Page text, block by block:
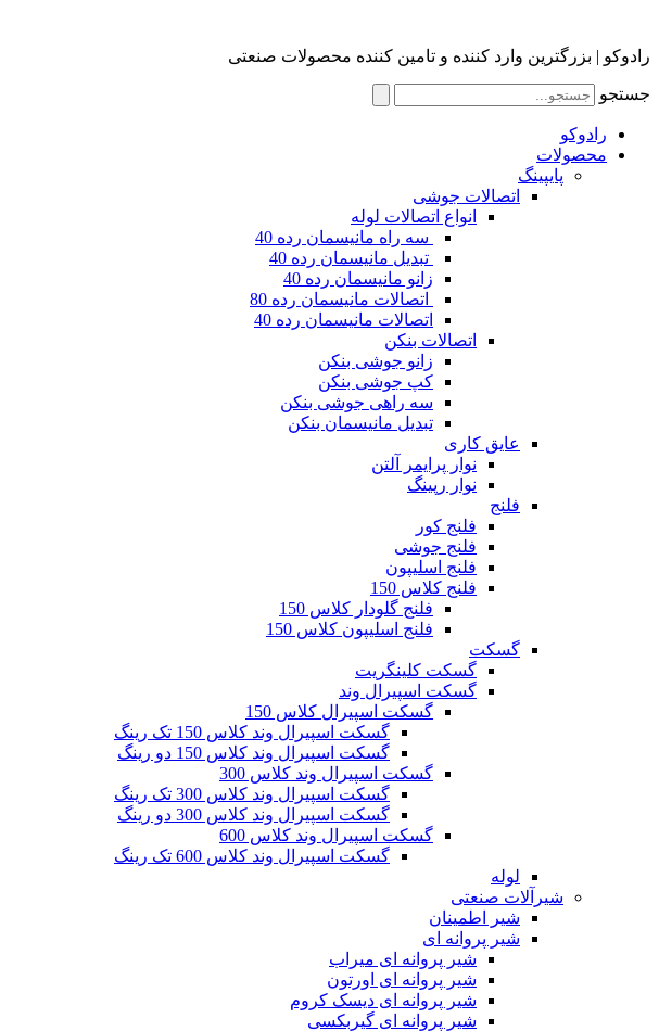
رادوکو | بزرگترین وارد کننده و تامین کننده محصولات صنعتی
جستجو
رادوکو
محصولات
پایپینگ
اتصالات جوشی
انواع اتصالات لوله
سه راه مانیسمان رده 40
تبدیل مانیسمان رده 40
زانو مانیسمان رده 40
اتصالات مانیسمان رده 80
اتصالات مانیسمان رده 40
اتصالات بنکن
زانو جوشی بنکن
کپ جوشی بنکن
سه راهی جوشی بنکن
تبدیل مانیسمان بنکن
عایق کاری
نوار پرایمر آلتن
نوار رپینگ
فلنج
فلنج کور
فلنج جوشی
فلنج اسلیپون
فلنج کلاس 150
فلنج گلودار کلاس 150
فلنج اسلیپون کلاس 150
گسکت
گسکت کلینگریت
گسکت اسپیرال وند
گسکت اسپیرال کلاس 150
گسکت اسپیرال وند کلاس 150 تک رینگ
گسکت اسپیرال وند کلاس 150 دو رینگ
گسکت اسپیرال وند کلاس 300
گسکت اسپیرال وند کلاس 300 تک رینگ
گسکت اسپیرال وند کلاس 300 دو رینگ
گسکت اسپیرال وند کلاس 600
گسکت اسپیرال وند کلاس 600 تک رینگ
لوله
شیرآلات صنعتی
شیر اطمینان
شیر پروانه ای
شیر پروانه ای میراب
شیر پروانه ای اورتون
شیر پروانه ای دیسک کروم
شیر پروانه ای گیربکسی